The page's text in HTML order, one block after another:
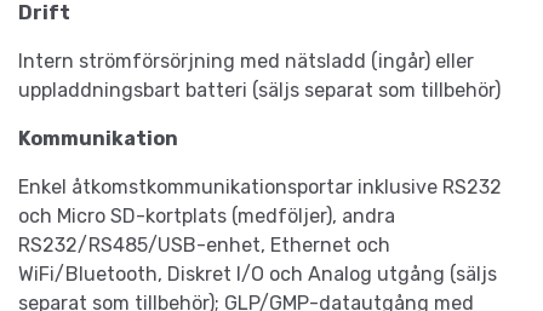
Drift
Intern strömförsörjning med nätsladd (ingår) eller
uppladdningsbart batteri (säljs separat som tillbehör)
Kommunikation
Enkel åtkomstkommunikationsportar inklusive RS232
och Micro SD-kortplats (medföljer), andra
RS232/RS485/USB-enhet, Ethernet och
WiFi/Bluetooth, Diskret I/O och Analog utgång (säljs
separat som tillbehör); GLP/GMP-datautgång med